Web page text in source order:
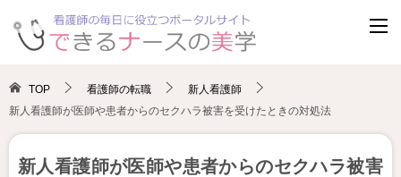
TOP 看護師の転職
新人看護師
新人看護師が医師や患者からのセクハラ被害を受けたときの対処法
新人看護師が医師や患者からのセクハラ被害